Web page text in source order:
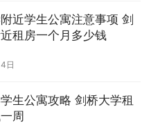
近学生公寓注意事项 剑
租房一个月多少钱
日
生公寓攻略 剑桥大学租
周